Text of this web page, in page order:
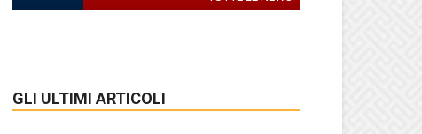
GLI ULTIMI ARTICOLI